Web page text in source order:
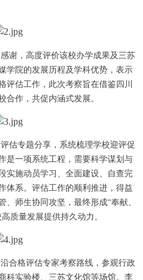
谢，高度评价该校办学成果及三苏
学院的发展历程及学科优势，表示
评估工作，此次考察旨在借鉴四川
合作，共促内涵式发展。
估专题分享，系统梳理学校迎评促
是一项系统工程，需要科学谋划与
实施动员学习、全面建设、自查完
体系。评估工作的顺利推进，得益
师生协同攻坚，最终形成“奉献、
质量发展提供持久动力。
合格评估专家考察路线，参观行政
科实验楼、三苏文化馆等场馆。李